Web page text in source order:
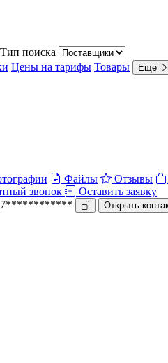
Тип поиска
Цены на тарифы Товары Еще
Файлы Отзывы
звонок
Оставить заявку
Открыть